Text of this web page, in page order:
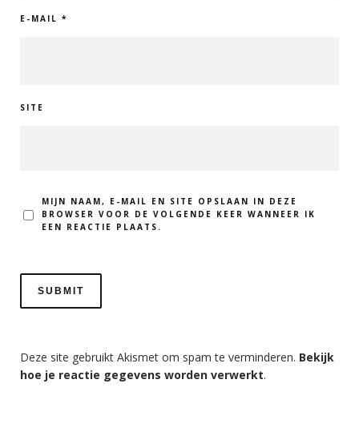
E-MAIL *
SITE
MIJN NAAM, E-MAIL EN SITE OPSLAAN IN DEZE
BROWSER VOOR DE VOLGENDE KEER WANNEER IK
EEN REACTIE PLAATS.
Deze site gebruikt Akismet om spam te verminderen. Bekijk
hoe je reactie gegevens worden verwerkt.